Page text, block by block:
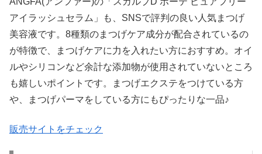
アイラッシュセラム」も、SNSで評判の良い人気まつげ
美容液です。8種類のまつげケア成分が配合されているの
が特徴で、まつげケアに力を入れたい方におすすめ。オイ
ルやシリコンなど余計な添加物が使用されていないところ
も嬉しいポイントです。まつげエクステをつけている方
や、まつげパーマをしている方にもぴったりな一品♪
販売サイトをチェック